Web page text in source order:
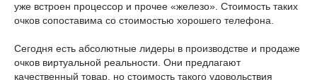
уже встроен процессор и прочее «железо». Стоимость таких
очков сопоставима со стоимостью хорошего телефона.
Сегодня есть абсолютные лидеры в производстве и продаже
очков виртуальной реальности. Они предлагают
качественный товар, но стоимость такого удовольствия